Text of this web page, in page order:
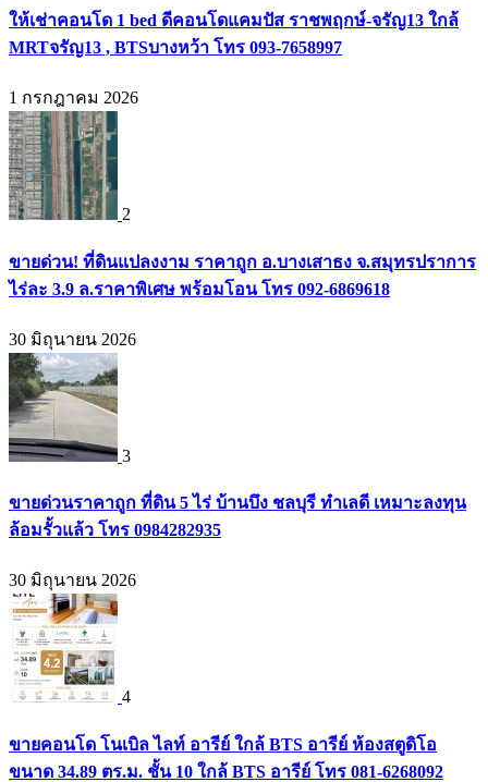
ให้เช่าคอนโด 1 bed ดีคอนโดแคมปัส ราชพฤกษ์-จรัญ13 ใกล้
MRTจรัญ13 , BTSบางหว้า โทร 093-7658997
1 กรกฎาคม 2026
2
ขายด่วน! ที่ดินแปลงงาม ราคาถูก อ.บางเสาธง จ.สมุทรปราการ
ไร่ละ 3.9 ล.ราคาพิเศษ พร้อมโอน โทร 092-6869618
30 มิถุนายน 2026
3
ขายด่วนราคาถูก ที่ดิน 5 ไร่ บ้านบึง ชลบุรี ทำเลดี เหมาะลงทุน
ล้อมรั้วแล้ว โทร 0984282935
30 มิถุนายน 2026
4
ขายคอนโด โนเบิล ไลท์ อารีย์ ใกล้ BTS อารีย์ ห้องสตูดิโอ
ขนาด 34.89 ตร.ม. ชั้น 10 ใกล้ BTS อารีย์ โทร 081-6268092